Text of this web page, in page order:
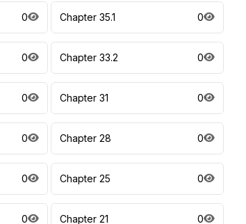
0 Chapter 35.1 0
0 Chapter 33.2 0
0 Chapter 31 0
0 Chapter 28 0
0 Chapter 25 0
0 Chapter 21 0